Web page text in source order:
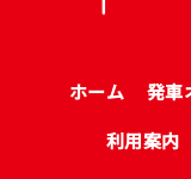
ホーム 発車
利用案内